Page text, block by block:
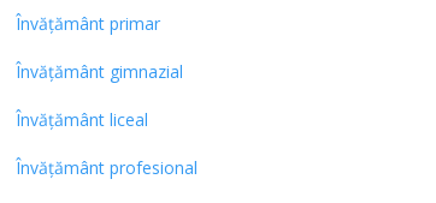
Învățământ primar
Învățământ gimnazial
Învățământ liceal
Învățământ profesional